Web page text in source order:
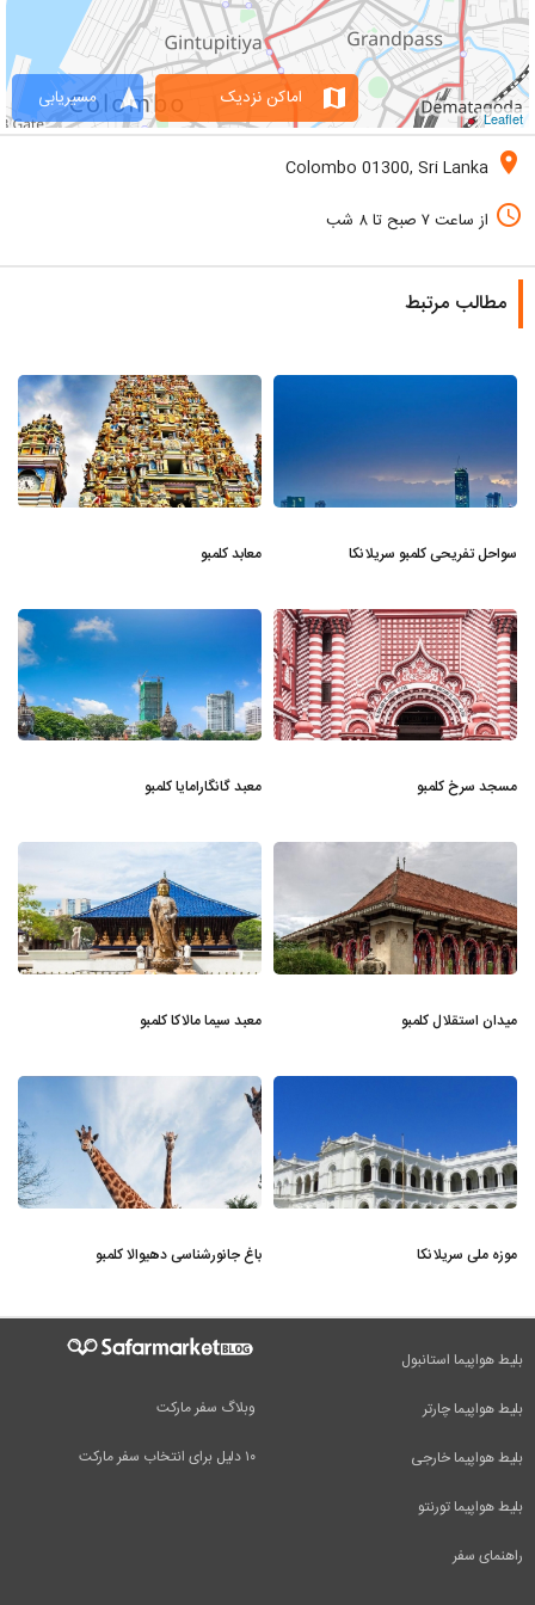
Leaflet
navigation مسیریابی map اماکن نزدیک
location_on
Colombo 01300, Sri Lanka
access_time از ساعت ۷ صبح تا ۸ شب
مطالب مرتبط
سواحل تفریحی کلمبو سریلانکا معابد کلمبو
مسجد سرخ کلمبو معبد گانگارامایا کلمبو
میدان استقلال کلمبو معبد سیما مالاکا کلمبو
موزه ملی سریلانکا باغ جانورشناسی دهیوالا کلمبو
وبلاگ سفر مارکت
۱۰ دلیل برای انتخاب سفر مارکت
بلیط هواپیما استانبول
بلیط هواپیما چارتر
بلیط هواپیما خارجی
بلیط هواپیما تورنتو
راهنمای سفر